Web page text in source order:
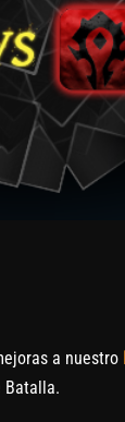
a nuestro
Batalla.